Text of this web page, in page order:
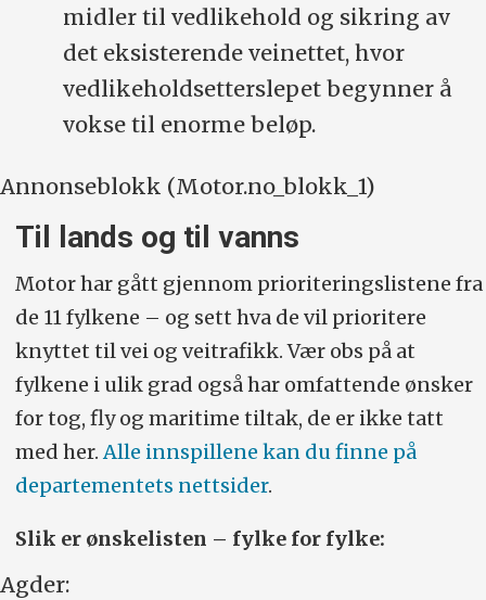
midler til vedlikehold og sikring av
det eksisterende veinettet, hvor
vedlikeholdsetterslepet begynner å
vokse til enorme beløp.
Annonseblokk (Motor.no_blokk_1)
Til lands og til vanns
Motor har gått gjennom prioriteringslistene fra
de 11 fylkene – og sett hva de vil prioritere
knyttet til vei og veitrafikk. Vær obs på at
fylkene i ulik grad også har omfattende ønsker
for tog, fly og maritime tiltak, de er ikke tatt
med her.Alle innspillene kan du finne på
departementets nettsider.
Slik er ønskelisten – fylke for fylke:
Agder: